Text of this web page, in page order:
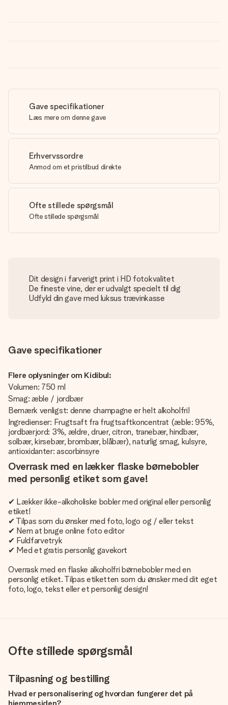
Gave specifikationer
Læs mere om denne gave
Erhvervssordre
Anmod om et pristilbud direkte
Ofte stillede spørgsmål
Ofte stillede spørgsmål
Dit design i farverigt print i HD fotokvalitet
De fineste vine, der er udvalgt specielt til dig
Udfyld din gave med luksus trævinkasse
Gave specifikationer
Flere oplysninger om Kidibul:
Volumen: 750 ml
Smag: æble / jordbær
Bemærk venligst: denne champagne er helt alkoholfri!
Ingredienser: Frugtsaft fra frugtsaftkoncentrat (æble: 95%,
jordbærjord: 3%, ældre, druer, citron, tranebær, hindbær,
solbær, kirsebær, brombær, blåbær), naturlig smag, kulsyre,
antioxidanter: ascorbinsyre
Overrask med en lækker flaske børnebobler
med personlig etiket som gave!
✔ Lækker ikke-alkoholiske bobler med original eller personlig
etiket!
✔ Tilpas som du ønsker med foto, logo og / eller tekst
✔ Nem at bruge online foto editor
✔ Fuldfarvetryk
✔ Med et gratis personlig gavekort
Overrask med en flaske alkoholfri børnebobler med en
personlig etiket. Tilpas etiketten som du ønsker med dit eget
foto, logo, tekst eller et personlig design!
Ofte stillede spørgsmål
Tilpasning og bestilling
Hvad er personalisering og hvordan fungerer det på